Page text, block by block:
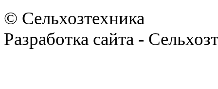
© Сельхозтехника
Разработка сайта -